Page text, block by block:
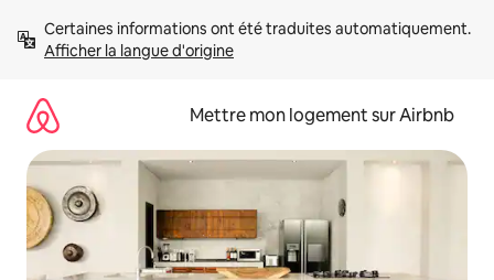
directement
Afficher la langue d'origine
Mettre mon logement sur Airbnb